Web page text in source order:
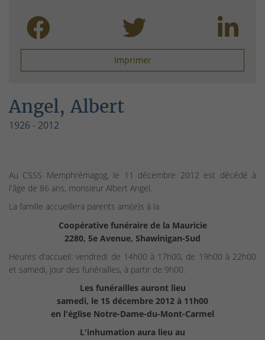
Imprimer
Angel, Albert
1926 - 2012
Au CSSS Memphrémagog, le 11 décembre 2012 est décédé à
l'âge de 86 ans, monsieur Albert Angel.
La famille accueillera parents ami(e)s à la
Coopérative funéraire de la Mauricie
2280, 5e Avenue, Shawinigan-Sud
Heures d'accueil: vendredi de 14h00 à 17h00, de 19h00 à 22h00
et samedi, jour des funérailles, à partir de 9h00.
Les funérailles auront lieu
samedi, le 15 décembre 2012 à 11h00
en l'église Notre-Dame-du-Mont-Carmel
L'inhumation aura lieu au